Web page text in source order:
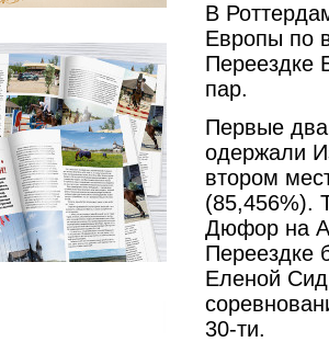
В
Европы по
Переездке
пар.
Первые
одержали
втором
(85,456%).
Дюфор на
Переездке
Еленой
30-ти.